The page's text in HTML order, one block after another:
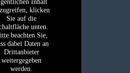
Inhalt
klicken
Sie auf die
unten.
beachten Sie,
dabei Daten an
Drittanbieter
weitergegeben
werden.